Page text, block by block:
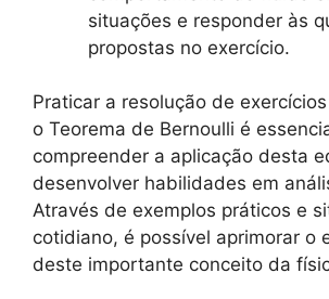
situações e responder às
propostas no exercício.
Praticar a resolução de
o Teorema de Bernoulli é
compreender a aplicação desta
desenvolver habilidades em
Através de exemplos práticos e
cotidiano, é possível aprimorar o
deste importante conceito da